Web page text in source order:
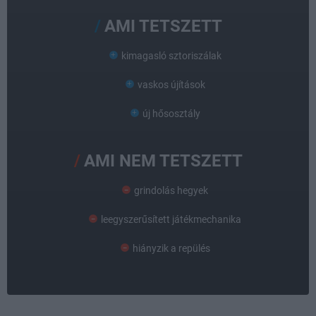
AMI TETSZETT
kimagasló sztoriszálak
vaskos újítások
új hősosztály
AMI NEM TETSZETT
grindolás hegyek
leegyszerűsített játékmechanika
hiányzik a repülés